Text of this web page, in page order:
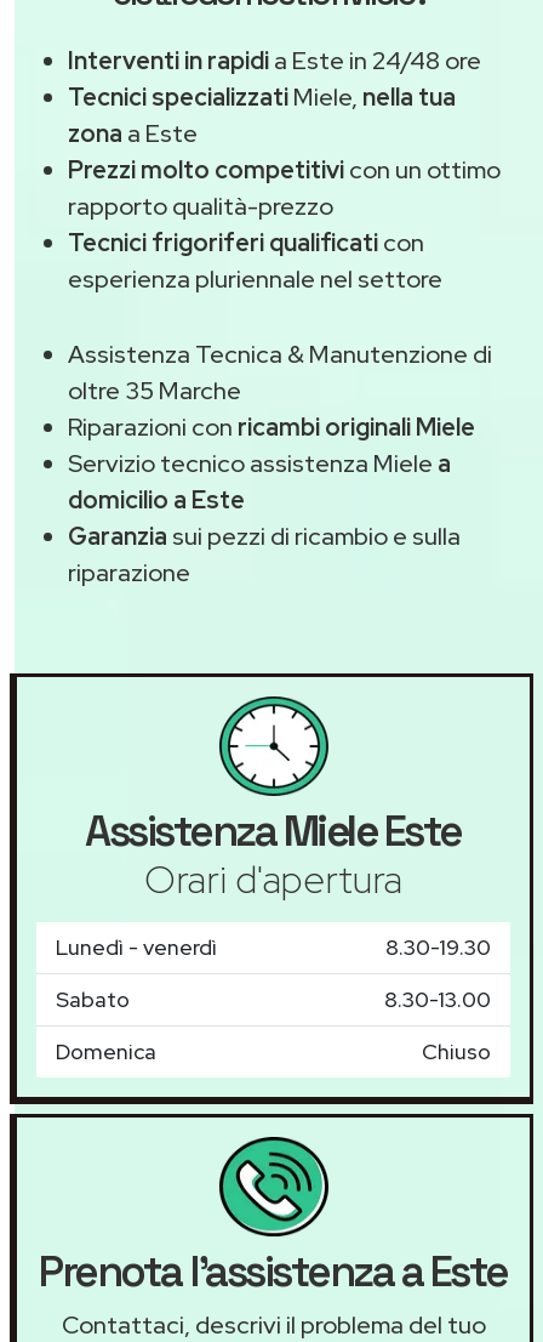
Interventi in rapidia Este in 24/48 ore
Tecnici specializzatiMiele, nella tua
zona a Este
Prezzi molto competitivicon un ottimo
rapporto qualità-prezzo
Tecnici frigoriferi qualificaticon
esperienza pluriennale nel settore
Assistenza Tecnica & Manutenzione di
oltre 35 Marche
Riparazioni con ricambi originali Miele
Servizio tecnico assistenza Miele a
domicilio a Este
Garanzia sui pezzi di ricambio e sulla
riparazione
AssistenzaMieleEste
Orari d'apertura
Lunedì - venerdì
8.30-19.30
Sabato
8.30-13.00
Domenica
Chiuso
Prenota l'assistenza a Este
Contattaci, descrivi il problema del tuo